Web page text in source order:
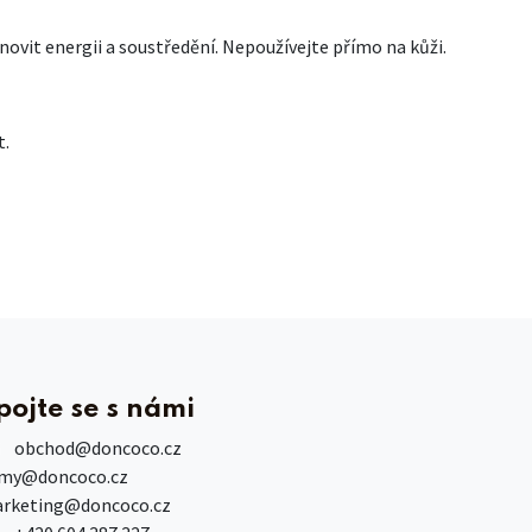
energii a soustředění. Nepoužívejte přímo na kůži.
se s námi
obchod@doncoco.cz